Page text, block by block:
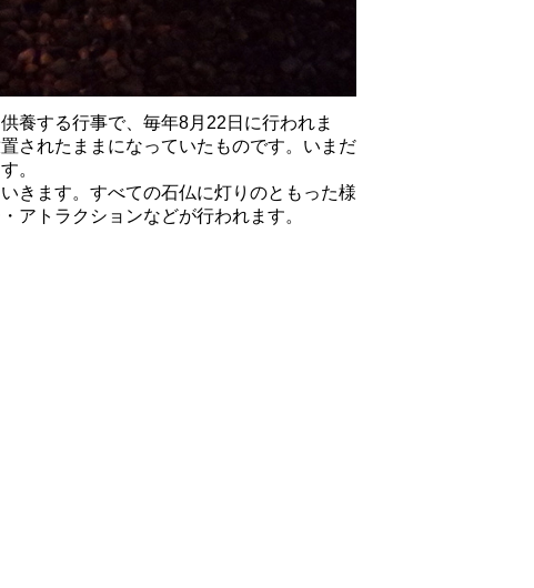
養する行事で、毎年8月22日に行われま
されたままになっていたものです。いまだ
。
きます。すべての石仏に灯りのともった様
アトラクションなどが行われます。